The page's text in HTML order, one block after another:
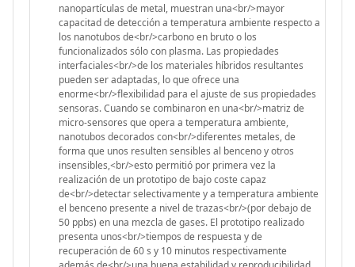
nanopartículas de metal, muestran una<br/>mayor
capacitad de detección a temperatura ambiente respecto a
los nanotubos de<br/>carbono en bruto o los
funcionalizados sólo con plasma. Las propiedades
interfaciales<br/>de los materiales híbridos resultantes
pueden ser adaptadas, lo que ofrece una
enorme<br/>flexibilidad para el ajuste de sus propiedades
sensoras. Cuando se combinaron en una<br/>matriz de
micro-sensores que opera a temperatura ambiente,
nanotubos decorados con<br/>diferentes metales, de
forma que unos resulten sensibles al benceno y otros
insensibles,<br/>esto permitió por primera vez la
realización de un prototipo de bajo coste capaz
de<br/>detectar selectivamente y a temperatura ambiente
el benceno presente a nivel de trazas<br/>(por debajo de
50 ppbs) en una mezcla de gases. El prototipo realizado
presenta unos<br/>tiempos de respuesta y de
recuperación de 60 s y 10 minutos respectivamente